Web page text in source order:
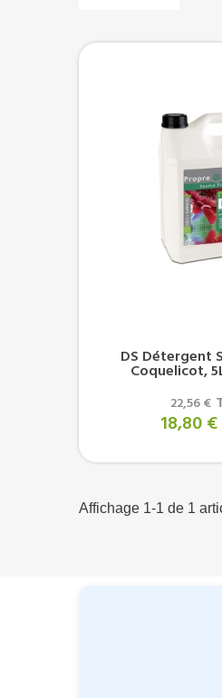
DS Détergent
Coquelicot,
22,56 €
18,80 €
Affichage 1-1 de 1